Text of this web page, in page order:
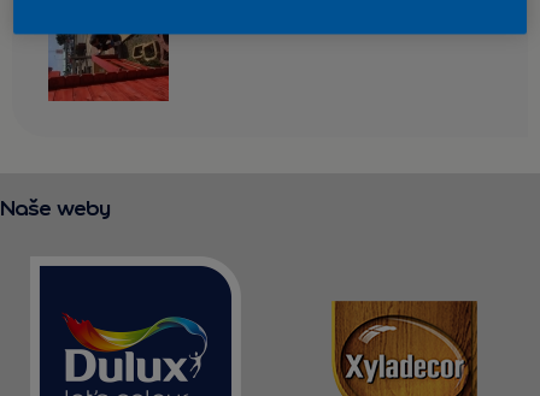
KONTAKT
Naše weby